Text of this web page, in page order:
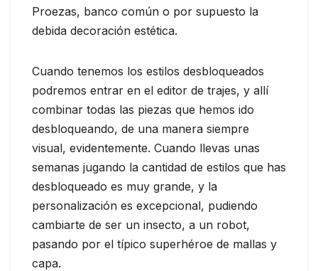
Proezas, banco común o por supuesto la
debida decoración estética.
Cuando tenemos los estilos desbloqueados
podremos entrar en el editor de trajes, y allí
combinar todas las piezas que hemos ido
desbloqueando, de una manera siempre
visual, evidentemente. Cuando llevas unas
semanas jugando la cantidad de estilos que has
desbloqueado es muy grande, y la
personalización es excepcional, pudiendo
cambiarte de ser un insecto, a un robot,
pasando por el típico superhéroe de mallas y
capa.